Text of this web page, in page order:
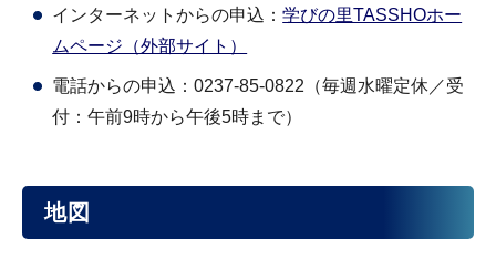
インターネットからの申込：学びの里TASSHOホー
ムページ（外部サイト）
電話からの申込：0237-85-0822（毎週水曜定休／受
付：午前9時から午後5時まで）
地図